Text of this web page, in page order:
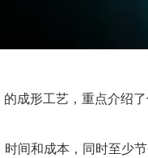
成形工艺，重点介绍
间和成本，同时至少